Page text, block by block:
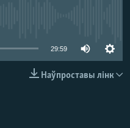
29:59
Наўпроставы лінк